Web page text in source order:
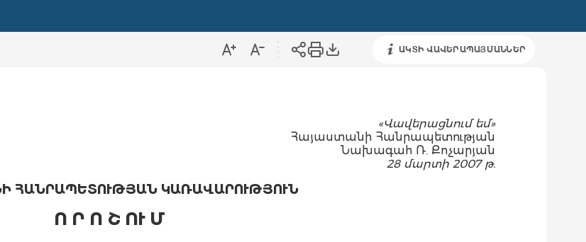
ԱԿՏԻ ՎԱՎԵՐԱՊԱՅՄԱՆՆԵՐ
«Վավերացնում եմ»
Հայաստանի Հանրապետության
Նախագահ Ռ. Քոչարյան
28 մարտի 2007 թ.
ՀԱՆՐԱՊԵՏՈՒԹՅԱՆ ԿԱՌԱՎԱՐՈՒԹՅՈՒՆ
Ո Ր Ո Շ ՈՒ Մ